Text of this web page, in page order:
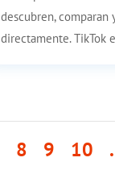
descubren, comparan
directamente. TikTok
8 9 10